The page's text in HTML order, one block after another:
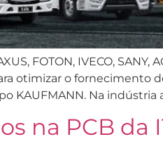
FOTON, IVECO, SANY,
otimizar o fornecimento
KAUFMANN. Na indústria
na PCB da